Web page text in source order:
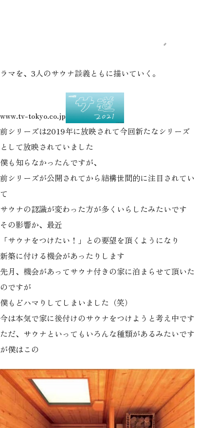
ラマを、3人のサウナ談義ともに描いていく。
www.tv-tokyo.co.jp
前シリーズは2019年に放映されて今回新たなシリーズ
として放映されていました
僕も知らなかったんですが、
前シリーズが公開されてから結構世間的に注目されてい
て
サウナの認識が変わった方が多くいらしたみたいです
その影響か、最近
「サウナをつけたい！」との要望を頂くようになり
新築に付ける機会があったりします
先月、機会があってサウナ付きの家に泊まらせて頂いた
のですが
僕もどハマりしてしまいました（笑）
今は本気で家に後付けのサウナをつけようと考え中です
ただ、サウナといってもいろんな種類があるみたいです
が僕はこの